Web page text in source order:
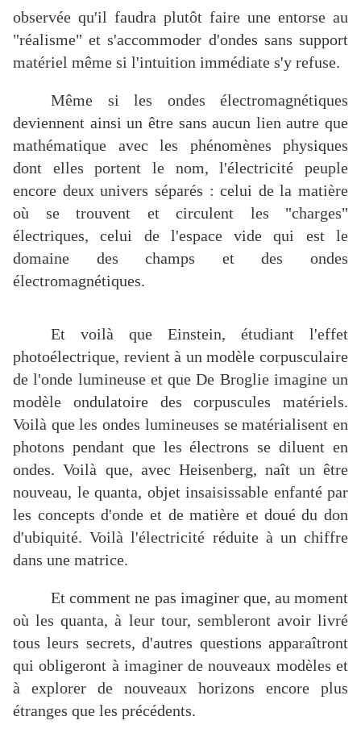
observée qu'il faudra plutôt faire une entorse au
"réalisme" et s'accommoder d'ondes sans support
matériel même si l'intuition immédiate s'y refuse.
Même si les ondes électromagnétiques
deviennent ainsi un être sans aucun lien autre que
mathématique avec les phénomènes physiques
dont elles portent le nom, l'électricité peuple
encore deux univers séparés : celui de la matière
où se trouvent et circulent les "charges"
électriques, celui de l'espace vide qui est le
domaine des champs et des ondes
électromagnétiques.
Et voilà que Einstein, étudiant l'effet
photoélectrique, revient à un modèle corpusculaire
de l'onde lumineuse et que De Broglie imagine un
modèle ondulatoire des corpuscules matériels.
Voilà que les ondes lumineuses se matérialisent en
photons pendant que les électrons se diluent en
ondes. Voilà que, avec Heisenberg, naît un être
nouveau, le quanta, objet insaisissable enfanté par
les concepts d'onde et de matière et doué du don
d'ubiquité. Voilà l'électricité réduite à un chiffre
dans une matrice.
Et comment ne pas imaginer que, au moment
où les quanta, à leur tour, sembleront avoir livré
tous leurs secrets, d'autres questions apparaîtront
qui obligeront à imaginer de nouveaux modèles et
à explorer de nouveaux horizons encore plus
étranges que les précédents.